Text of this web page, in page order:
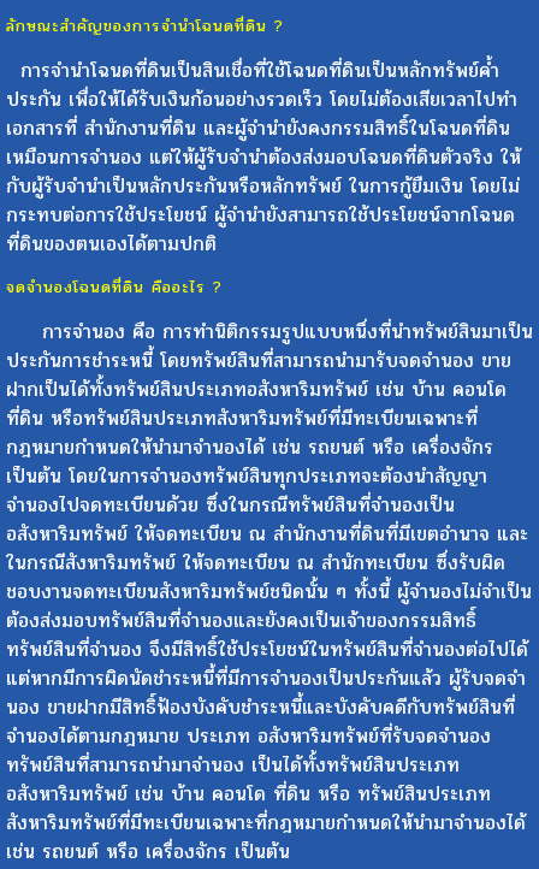
ลักษณะสำคัญของการจำนำโฉนดที่ดิน ?
การจำนำโฉนดที่ดินเป็นสินเชื่อที่ใช้โฉนดที่ดินเป็นหลักทรัพย์ค้ำ
ประกัน เพื่อให้ได้รับเงินก้อนอย่างรวดเร็ว โดยไม่ต้องเสียเวลาไปทำ
เอกสารที่ สำนักงานที่ดิน และผู้จำนำยังคงกรรมสิทธิ์ในโฉนดที่ดิน
เหมือนการจำนอง แต่ให้ผู้รับจำนำต้องส่งมอบโฉนดที่ดินตัวจริง ให้
กับผู้รับจำนำเป็นหลักประกันหรือหลักทรัพย์ ในการกู้ยืมเงิน โดยไม่
กระทบต่อการใช้ประโยชน์ ผู้จำนำยังสามารถใช้ประโยชน์จากโฉนด
ที่ดินของตนเองได้ตามปกติ
จดจำนองโฉนดที่ดิน คืออะไร ?
การจำนอง คือ การทำนิติกรรมรูปแบบหนึ่งที่นำทรัพย์สินมาเป็น
ประกันการชำระหนี้ โดยทรัพย์สินที่สามารถนำมารับจดจำนอง ขาย
ฝากเป็นได้ทั้งทรัพย์สินประเภทอสังหาริมทรัพย์ เช่น บ้าน คอนโด
ที่ดิน หรือทรัพย์สินประเภทสังหาริมทรัพย์ที่มีทะเบียนเฉพาะที่
กฎหมายกำหนดให้นำมาจำนองได้ เช่น รถยนต์ หรือ เครื่องจักร
เป็นต้น โดยในการจำนองทรัพย์สินทุกประเภทจะต้องนำสัญญา
จำนองไปจดทะเบียนด้วย ซึ่งในกรณีทรัพย์สินที่จำนองเป็น
อสังหาริมทรัพย์ ให้จดทะเบียน ณ สำนักงานที่ดินที่มีเขตอำนาจ และ
ในกรณีสังหาริมทรัพย์ ให้จดทะเบียน ณ สำนักทะเบียน ซึ่งรับผิด
ชอบงานจดทะเบียนสังหาริมทรัพย์ชนิดนั้น ๆ ทั้งนี้ ผู้จำนองไม่จำเป็น
ต้องส่งมอบทรัพย์สินที่จำนองและยังคงเป็นเจ้าของกรรมสิทธิ์
ทรัพย์สินที่จำนอง จึงมีสิทธิ์ใช้ประโยชน์ในทรัพย์สินที่จำนองต่อไปได้
แต่หากมีการผิดนัดชำระหนี้ที่มีการจำนองเป็นประกันแล้ว ผู้รับจดจำ
นอง ขายฝากมีสิทธิ์ฟ้องบังคับชำระหนี้และบังคับคดีกับทรัพย์สินที่
จำนองได้ตามกฎหมาย ประเภท อสังหาริมทรัพย์ที่รับจดจำนอง
ทรัพย์สินที่สามารถนำมาจำนอง เป็นได้ทั้งทรัพย์สินประเภท
อสังหาริมทรัพย์ เช่น บ้าน คอนโด ที่ดิน หรือ ทรัพย์สินประเภท
สังหาริมทรัพย์ที่มีทะเบียนเฉพาะที่กฎหมายกำหนดให้นำมาจำนองได้
เช่น รถยนต์ หรือ เครื่องจักร เป็นต้น